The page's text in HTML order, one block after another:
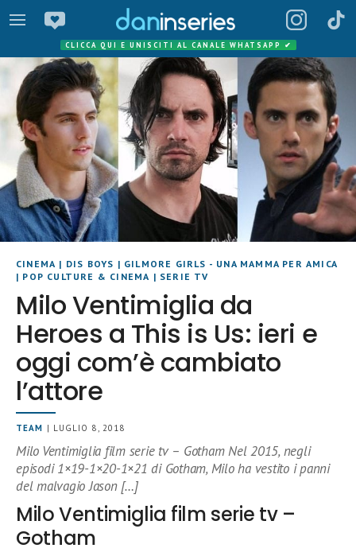
CLICCA QUI E UNISCITI AL CANALE WHATSAPP ✔
CINEMA | DIS BOYS | GILMORE GIRLS - UNA MAMMA PER AMICA
| POP CULTURE & CINEMA | SERIE TV
Milo Ventimiglia da
Heroes a This is Us: ieri e
oggi com’è cambiato
l’attore
TEAM | LUGLIO 8, 2018
Milo Ventimiglia film serie tv – Gotham Nel 2015, negli
episodi 1×19-1×20-1×21 di Gotham, Milo ha vestito i panni
del malvagio Jason […]
Milo Ventimiglia film serie tv –
Gotham